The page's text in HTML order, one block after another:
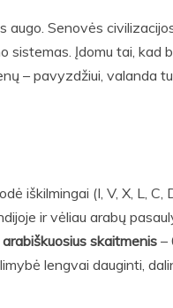
augo. Senovės
sistemas. Įdomu tai, kad
– pavyzdžiui, valanda
iškilmingai (I, V, X, L, C,
ir vėliau arabų
arabiškuosius skaitmenis –
lengvai dauginti,